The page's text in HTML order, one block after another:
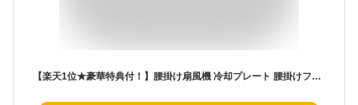
【楽天1位★豪華特典付！】腰掛け扇風機 冷却プレート 腰掛けファン ベルトファン 腰かけファン 腰ベルトファン ハンディファン 100段階暴風 ウエストファン クリップファン Type-C充電 携帯扇風機 首掛け 扇風機 静音 強力 熱中症対策 屋外作業/ゴルフ/通勤